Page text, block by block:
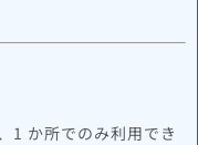
1 か所でのみ利用でき